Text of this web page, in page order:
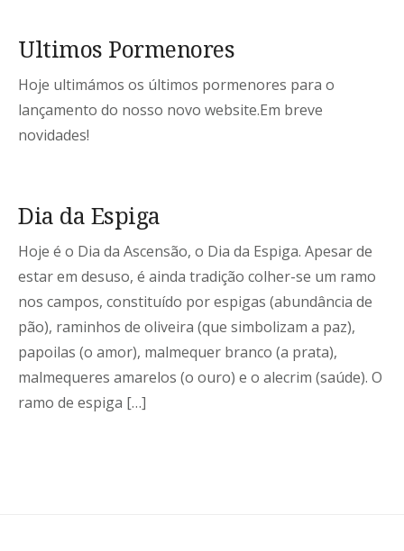
Ultimos Pormenores
Hoje ultimámos os últimos pormenores para o
lançamento do nosso novo website.Em breve
novidades!
Dia da Espiga
Hoje é o Dia da Ascensão, o Dia da Espiga. Apesar de
estar em desuso, é ainda tradição colher-se um ramo
nos campos, constituído por espigas (abundância de
pão), raminhos de oliveira (que simbolizam a paz),
papoilas (o amor), malmequer branco (a prata),
malmequeres amarelos (o ouro) e o alecrim (saúde). O
ramo de espiga […]